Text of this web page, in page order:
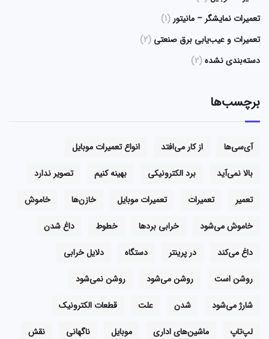
تعمیرات نمایشگر – مانیتور (1)
تعمیرات و عیب‌یابی برق صنعتی (2)
دسته‌بندی نشده(2)
برچسب‌ها
آی‌سی‌ها از کار می‌افتد
انواع تعمیرات موبایل
بالا نمی‌آید
برد الکترونیکی بهینه کنیم
تصویر ندارد
تعمیر
تعمیرات تعمیرات موبایل خازن‌ها
خاموش
خاموش می‌شود
خرابی بردها خطوط
داغ شدن
داغ می‌کند
در پرینتر دستگاه
دلایل خرابی
روشن است
روشن می‌شود
روشن نمی‌شود
شارژ می‌شود
شدن علت
قطعات الکترونیک
لپ‌تاپ
ماشین‌های اداری موبایل ناگهانی
نقش